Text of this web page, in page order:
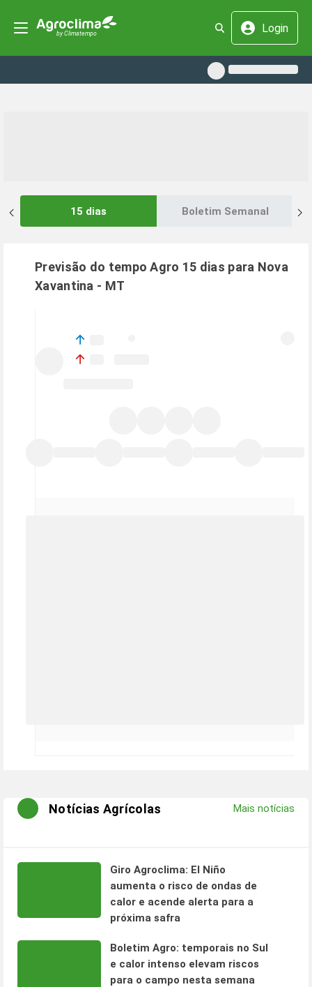
Login
15 dias Boletim Semanal
Previsão do tempo Agro 15 dias para Nova
Xavantina - MT
Notícias Agrícolas Mais notícias
Giro Agroclima: El Niño
aumenta o risco de ondas de
calor e acende alerta para a
próxima safra
Boletim Agro: temporais no Sul
e calor intenso elevam riscos
para o campo nesta semana